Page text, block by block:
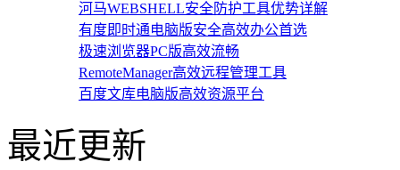
河马WEBSHELL安全防护工具优势详解
有度即时通电脑版安全高效办公首选
极速浏览器PC版高效流畅
RemoteManager高效远程管理工具
百度文库电脑版高效资源平台
最近更新